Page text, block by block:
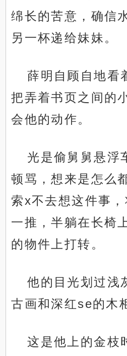
绵长的苦意，确信
另一杯递给妹妹。
薛明自顾自地看
把弄着书页之间的
会他的动作。
光是偷舅舅悬浮
顿骂，想来是怎么
索x不去想这件事
一推，半躺在长椅
的物件上打转。
他的目光划过浅
古画和深红se的木
这是他上的金枝